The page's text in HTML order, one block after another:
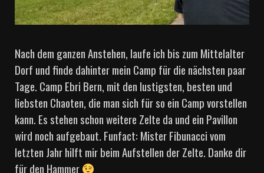
Nach dem ganzen Anstehen, laufe ich bis zum Mittelalter
Dorf und finde dahinter mein Camp für die nächsten paar
Tage. Camp Ebri Bern, mit den lustigsten, besten und
liebsten Chaoten, die man sich für so ein Camp vorstellen
kann. Es stehen schon weitere Zelte da und ein Pavillon
wird noch aufgebaut. Funfact: Mister Fibunacci vom
letzten Jahr hilft mir beim Aufstellen der Zelte. Danke dir
für den Hammer